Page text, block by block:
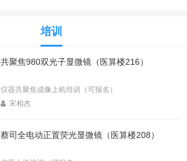
培训
共聚焦980双光子显微镜（医算楼216）
仪器共聚焦成像上机培训（可报名）
宋相杰
蔡司全电动正置荧光显微镜（医算楼208）